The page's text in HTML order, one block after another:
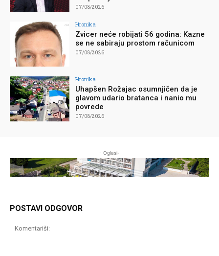
07/08/2026
Hronika
Zvicer neće robijati 56 godina: Kazne
se ne sabiraju prostom računicom
07/08/2026
Hronika
Uhapšen Rožajac osumnjičen da je
glavom udario bratanca i nanio mu
povrede
07/08/2026
- Oglasi-
POSTAVI ODGOVOR